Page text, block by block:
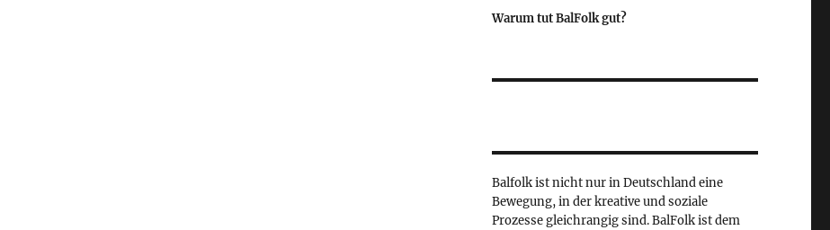
Warum tut BalFolk gut?
Balfolk ist nicht nur in Deutschland eine
Bewegung, in der kreative und soziale
Prozesse gleichrangig sind. BalFolk ist dem